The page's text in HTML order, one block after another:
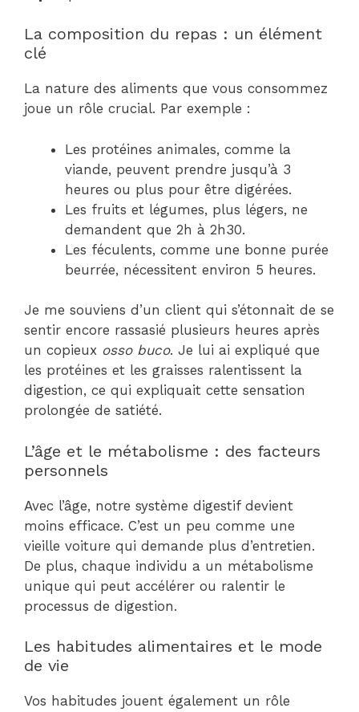
La composition du repas : un élément
clé
La nature des aliments que vous consommez
joue un rôle crucial. Par exemple :
Les protéines animales, comme la
viande, peuvent prendre jusqu’à 3
heures ou plus pour être digérées.
Les fruits et légumes, plus légers, ne
demandent que 2h à 2h30.
Les féculents, comme une bonne purée
beurrée, nécessitent environ 5 heures.
Je me souviens d’un client qui s’étonnait de se
sentir encore rassasié plusieurs heures après
un copieux osso buco. Je lui ai expliqué que
les protéines et les graisses ralentissent la
digestion, ce qui expliquait cette sensation
prolongée de satiété.
L’âge et le métabolisme : des facteurs
personnels
Avec l’âge, notre système digestif devient
moins efficace. C’est un peu comme une
vieille voiture qui demande plus d’entretien.
De plus, chaque individu a un métabolisme
unique qui peut accélérer ou ralentir le
processus de digestion.
Les habitudes alimentaires et le mode
de vie
Vos habitudes jouent également un rôle